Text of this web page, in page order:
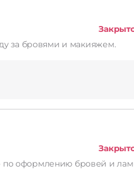
за бровями и макияжем.
по оформлению бровей и